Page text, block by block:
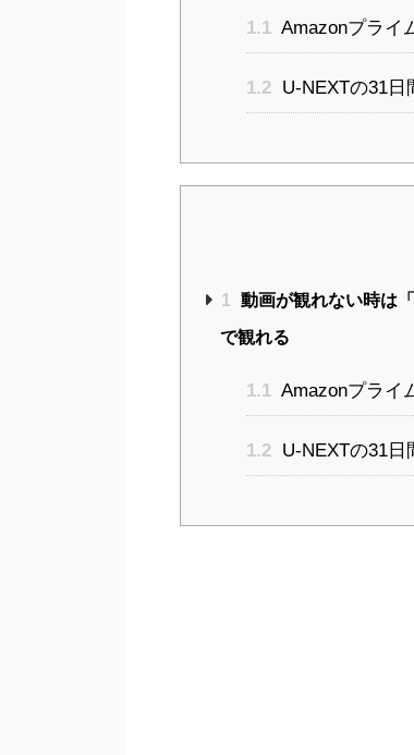
1.1 Amazonプライ
1.2 U-NEXTの31日
1 動画が観れない時は
で観れる
1.1 Amazonプライ
1.2 U-NEXTの31日